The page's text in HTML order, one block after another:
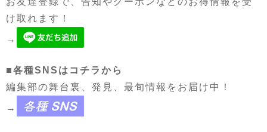
け取れます！
→
■各種SNSはコチラから
編集部の舞台裏、発見、最旬情報をお届け中！
→